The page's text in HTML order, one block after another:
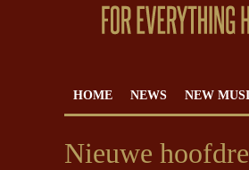
HOME NEWS NEW
Nieuwe